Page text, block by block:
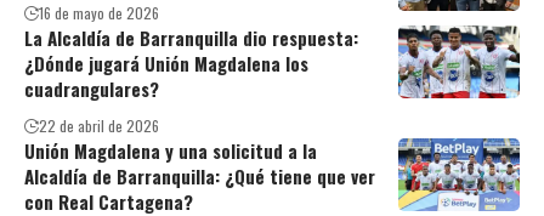
16 de mayo de 2026
La Alcaldía de Barranquilla dio respuesta:
¿Dónde jugará Unión Magdalena los
cuadrangulares?
22 de abril de 2026
Unión Magdalena y una solicitud a la
Alcaldía de Barranquilla: ¿Qué tiene que ver
con Real Cartagena?